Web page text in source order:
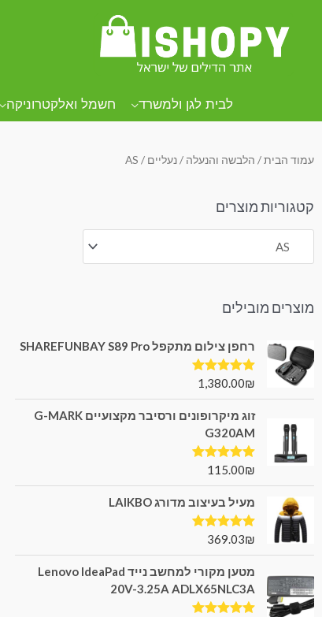
לבית לגן ולמשרד חשמל ואלקטרוניקה
עמוד הבית/ הלבשה והנעלה /נעליים / AS
קטגוריות מוצרים
מוצרים מובילים
רחפן צילום מתקפל SHAREFUNBAY S89 Pro
דורג5.00
1,380.00₪
זוג מיקרופונים ורסיבר מקצועיים G-MARK
G320AM
דורג5.00
115.00₪
מעיל בעיצוב מדורג LAIKBO
דורג5.00
369.03₪
מטען מקורי למחשב נייד Lenovo IdeaPad
20V-3.25A ADLX65NLC3A